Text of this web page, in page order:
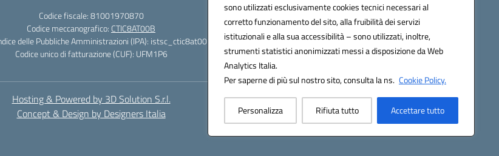
sono utilizzati esclusivamente cookies tecnici necessari al
corretto funzionamento del sito, alla fruibilità dei servizi
istituzionali e alla sua accessibilità – sono utilizzati, inoltre,
strumenti statistici anonimizzati messi a disposizione da Web
Analytics Italia.
Per saperne di più sul nostro sito, consulta la ns. Cookie Policy.
Personalizza Rifiuta tutto Accettare tutto
Codice fiscale: 81001970870
Codice meccanografico: CTIC8AT00B
delle Pubbliche Amministrazioni (IPA): istsc_ctic8at00b
Codice unico di fatturazione (CUF): UFM1P6
Hosting & Powered by 3D Solution S.r.l.
Concept & Design by Designers Italia